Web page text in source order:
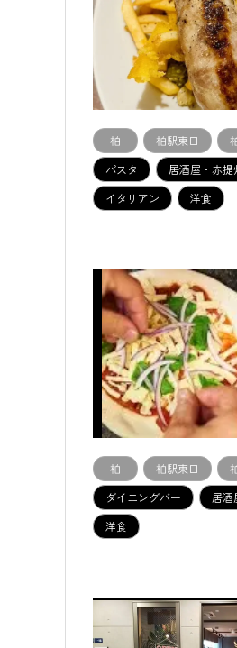
柏 柏駅東口
パスタ
居酒屋・赤提
イタリアン
洋食
柏 柏駅東口
ダイニングバー
居酒
洋食